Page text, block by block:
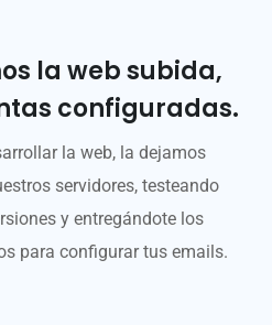
la web subida,
configuradas.
la web, la dejamos
servidores, testeando
y entregándote los
para configurar tus emails.